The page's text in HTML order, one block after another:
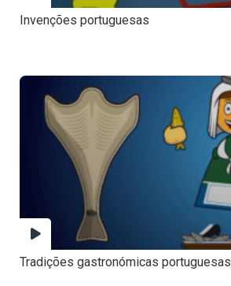
Invenções portuguesas
Tradições gastronómicas portuguesas